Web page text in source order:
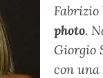
photo.
Giorgio
con